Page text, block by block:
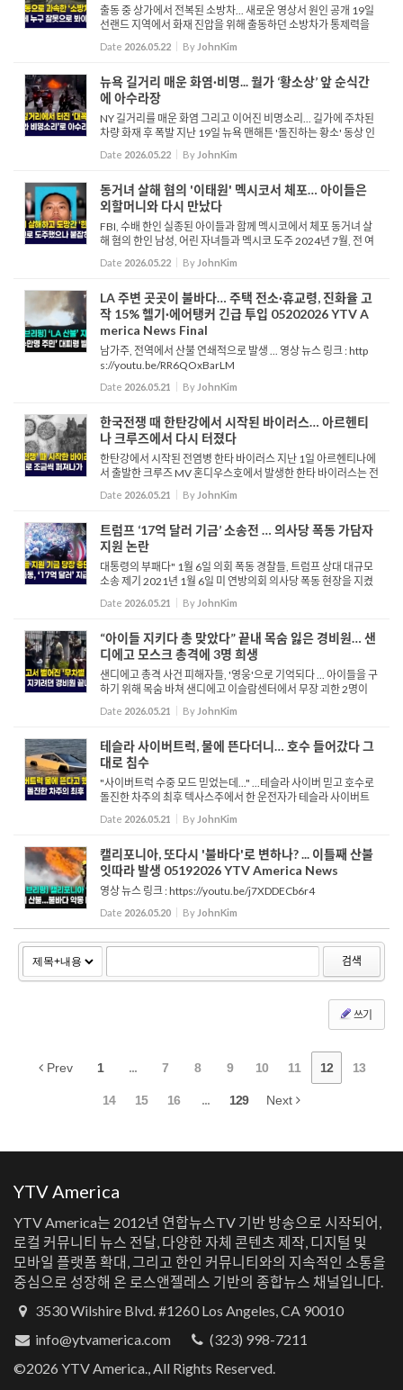
출동 중 상가에서 전복된 소방차... 새로운 영상서 원인 공개 19일
선랜드 지역에서 화재 진압을 위해 출동하던 소방차가 통제력을
잃고 주차된 차량과 상가 건물을 들이받으며 전복되는 대형 사고
가 발생했습니다. 새롭게 확보된 블랙박스 영상에 따르면, 선...
Date 2026.05.22 By JohnKim
뉴욕 길거리 매운 화염·비명... 월가 ‘황소상’ 앞 순식간
에 아수라장
NY 길거리를 매운 화염 그리고 이어진 비명소리... 길가에 주차된
차량 화재 후 폭발 지난 19일 뉴욕 맨해튼 '돌진하는 황소' 동상 인
근에서 차량 화재 및 폭발 사고가 발생해 현장이 아수라장이 됐습
니다. 뉴욕 소방국에 따르면, 경찰과 소방 당국은 ...
Date 2026.05.22 By JohnKim
동거녀 살해 혐의 '이태원' 멕시코서 체포… 아이들은
외할머니와 다시 만났다
FBI, 수배 한인 실종된 아이들과 함께 멕시코에서 체포 동거녀 살
해 혐의 한인 남성, 어린 자녀들과 멕시코 도주 2024년 7월, 전 여
자친구를 살해한 혐의로 수배 중이던 카메론 리, 이태원이 최근 멕
시코에서 체포돼 미국으로 송환됐습니다. 사건 발생 직후 이...
Date 2026.05.22 By JohnKim
LA 주변 곳곳이 불바다… 주택 전소·휴교령, 진화율 고
작 15% 헬기·에어탱커 긴급 투입 05202026 YTV A
merica News Final
남가주, 전역에서 산불 연쇄적으로 발생 ... 영상 뉴스 링크 : http
s://youtu.be/RR6QOxBarLM
Date 2026.05.21 By JohnKim
한국전쟁 때 한탄강에서 시작된 바이러스… 아르헨티
나 크루즈에서 다시 터졌다
한탄강에서 시작된 전염병 한타 바이러스 지난 1일 아르헨티나에
서 출발한 크루즈 MV 혼디우스호에서 발생한 한타 바이러스는 전
세계를 공포로 몰아갔습니다. 크루즈내 집단 감염으로 인해 두명
의 네덜란드인과 한명의 독일인이 목...
Date 2026.05.21 By JohnKim
트럼프 ‘17억 달러 기금’ 소송전 … 의사당 폭동 가담자
지원 논란
대통령의 부패다" 1월 6일 의회 폭동 경찰들, 트럼프 상대 대규모
소송 제기 2021년 1월 6일 미 연방의회 의사당 폭동 현장을 지켰
던 경찰관 해리 던과 대니얼 호지스는 트럼프 대통령을 상대로 ‘반
무기화 기금’ 조성 계획을 중단하라는 소송을 ...
Date 2026.05.21 By JohnKim
“아이들 지키다 총 맞았다” 끝내 목숨 잃은 경비원… 샌
디에고 모스크 총격에 3명 희생
샌디에고 총격 사건 피해자들, '영웅'으로 기억되다 ... 아이들을 구
하기 위해 목숨 바쳐 샌디에고 이슬람센터에서 무장 괴한 2명이
총격을 가하는 사건이 발생해 모스크를 지키려던 3명이 숨지고 내
부에 있던 어린이들과 직원 수백 명이 가까스로 피...
Date 2026.05.21 By JohnKim
테슬라 사이버트럭, 물에 뜬다더니… 호수 들어갔다 그
대로 침수
"사이버트럭 수중 모드 믿었는데..." ...테슬라 사이버 믿고 호수로
돌진한 차주의 최후 텍사스주에서 한 운전자가 테슬라 사이버트
럭의 ‘웨이드 모드’를 시험하려고 호수로 차량을 몰고 들어갔다가
차량이 물에 잠기는 사고가 발생했습니다. 그레...
Date 2026.05.21 By JohnKim
캘리포니아, 또다시 '불바다'로 변하나? ... 이틀째 산불
잇따라 발생 05192026 YTV America News
영상 뉴스 링크 : https://youtu.be/j7XDDECb6r4
Date 2026.05.20 By JohnKim
검색
쓰기
Prev 1 ... 7 8 9 10 11 12 13
14 15 16 ... 129 Next
YTV America
YTV America는 2012년 연합뉴스TV 기반 방송으로 시작되어,
로컬 커뮤니티 뉴스 전달, 다양한 자체 콘텐츠 제작, 디지털 및
모바일 플랫폼 확대, 그리고 한인 커뮤니티와의 지속적인 소통을
중심으로 성장해 온 로스앤젤레스 기반의 종합뉴스 채널입니다.
3530 Wilshire Blvd. #1260 Los Angeles, CA 90010
info@ytvamerica.com
(323) 998-7211
©2026 YTV America., All Rights Reserved.